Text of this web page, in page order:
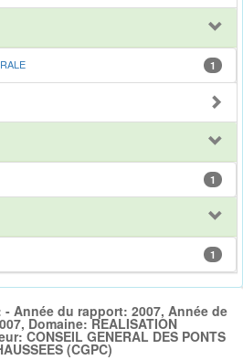
1
1
1
Année du rapport: 2007, Année de
Domaine: REALISATION
CONSEIL GENERAL DES PONTS
(CGPC)